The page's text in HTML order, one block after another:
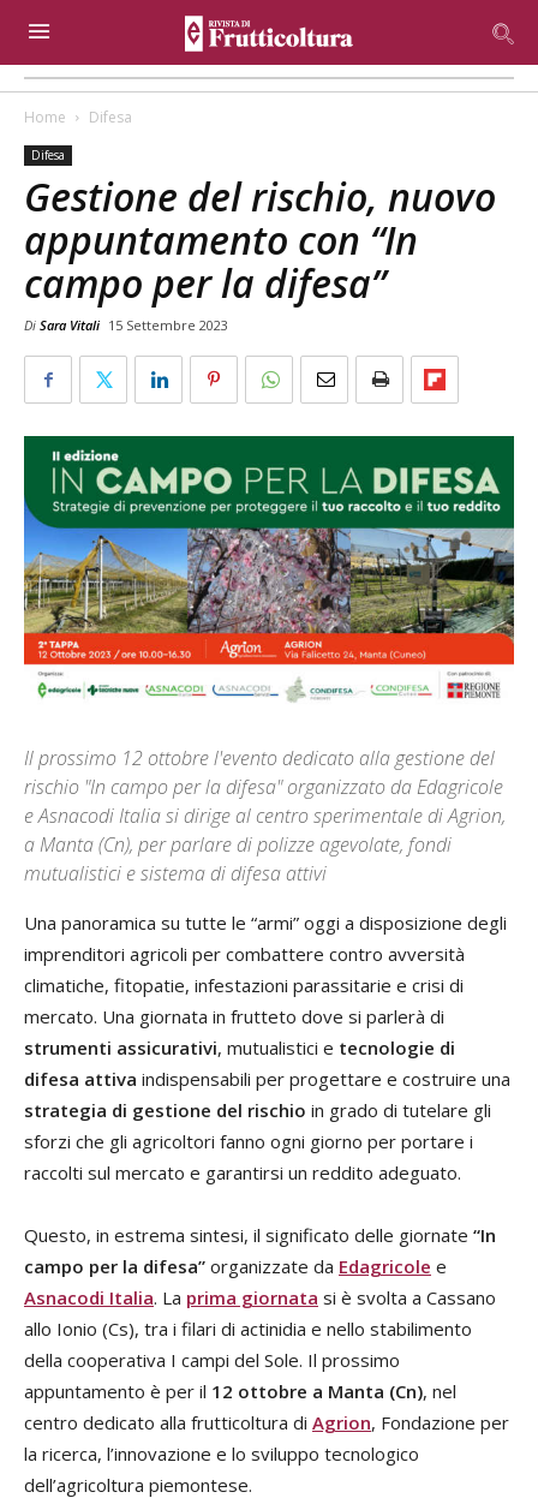
Home Difesa
Difesa
Gestione del rischio, nuovo
appuntamento con “In
campo per la difesa”
Di Sara Vitali 15 Settembre 2023
Il prossimo 12 ottobre l'evento dedicato alla gestione del
rischio "In campo per la difesa" organizzato da Edagricole
e Asnacodi Italia si dirige al centro sperimentale di Agrion,
a Manta (Cn), per parlare di polizze agevolate, fondi
mutualistici e sistema di difesa attivi
Una panoramica su tutte le “armi” oggi a disposizione degli
imprenditori agricoli per combattere contro avversità
climatiche, fitopatie, infestazioni parassitarie e crisi di
mercato. Una giornata in frutteto dove si parlerà di
strumenti assicurativi, mutualistici e tecnologie di
difesa attiva indispensabili per progettare e costruire una
strategia di gestione del rischio in grado di tutelare gli
sforzi che gli agricoltori fanno ogni giorno per portare i
raccolti sul mercato e garantirsi un reddito adeguato.
Questo, in estrema sintesi, il significato delle giornate “In
campo per la difesa” organizzate da Edagricole e
Asnacodi Italia. La prima giornata si è svolta a Cassano
allo Ionio (Cs), tra i filari di actinidia e nello stabilimento
della cooperativa I campi del Sole. Il prossimo
appuntamento è per il 12 ottobre a Manta (Cn), nel
centro dedicato alla frutticoltura di Agrion, Fondazione per
la ricerca, l’innovazione e lo sviluppo tecnologico
dell’agricoltura piemontese.